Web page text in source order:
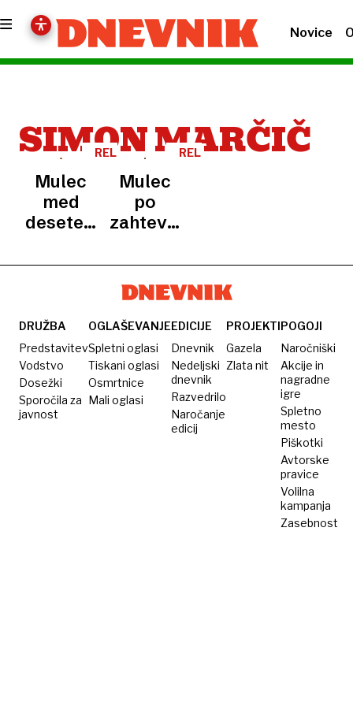
Novice
SIMON MARČIČ
RELI
Mulec
med
deseterico
maratonski
RELI
Mulec
po
zahtevni
ostaja
skupno
deseti
DRUŽBA
Predstavitev
Vodstvo
Dosežki
Sporočila za
javnost
OGLAŠEVANJE
Spletni oglasi
Tiskani oglasi
Osmrtnice
Mali oglasi
EDICIJE
Dnevnik
Nedeljski
dnevnik
Razvedrilo
Naročanje
edicij
PROJEKTI
Gazela
Zlata nit
POGOJI
Naročniški
Akcije in
nagradne
igre
Spletno
mesto
Piškotki
Avtorske
pravice
Volilna
kampanja
Zasebnost